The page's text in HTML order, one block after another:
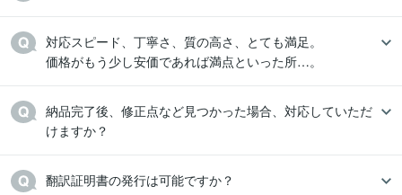
対応スピード、丁寧さ、質の高さ、とても満足。
価格がもう少し安価であれば満点といった所…。
納品完了後、修正点など見つかった場合、対応していただ
けますか？
翻訳証明書の発行は可能ですか？